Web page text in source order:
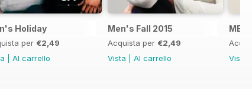
Holiday
per €2,49
Al carrello
Men's Fall 2015
Acquista per €2,49
Vista
Al carrello
Vista